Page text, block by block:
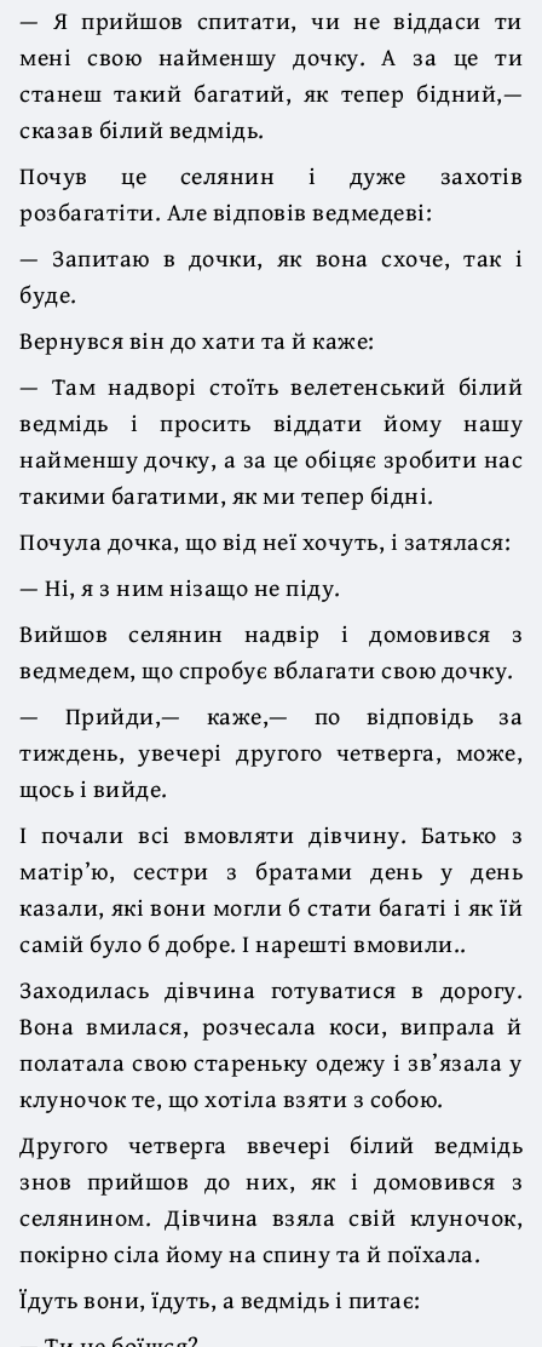
— Я прийшов спитати, чи не віддаси ти
мені свою найменшу дочку. А за це ти
станеш такий багатий, як тепер бідний,—
сказав білий ведмідь.
Почув це селянин і дуже захотів
розбагатіти. Але відповів ведмедеві:
— Запитаю в дочки, як вона схоче, так і
буде.
Вернувся він до хати та й каже:
— Там надворі стоїть велетенський білий
ведмідь і просить віддати йому нашу
найменшу дочку, а за це обіцяє зробити нас
такими багатими, як ми тепер бідні.
Почула дочка, що від неї хочуть, і затялася:
— Ні, я з ним нізащо не піду.
Вийшов селянин надвір і домовився з
ведмедем, що спробує вблагати свою дочку.
— Прийди,— каже,— по відповідь за
тиждень, увечері другого четверга, може,
щось і вийде.
І почали всі вмовляти дівчину. Батько з
матір’ю, сестри з братами день у день
казали, які вони могли б стати багаті і як їй
самій було б добре. І нарешті вмовили..
Заходилась дівчина готуватися в дорогу.
Вона вмилася, розчесала коси, випрала й
полатала свою стареньку одежу і зв’язала у
клуночок те, що хотіла взяти з собою.
Другого четверга ввечері білий ведмідь
знов прийшов до них, як і домовився з
селянином. Дівчина взяла свій клуночок,
покірно сіла йому на спину та й поїхала.
Їдуть вони, їдуть, а ведмідь і питає: